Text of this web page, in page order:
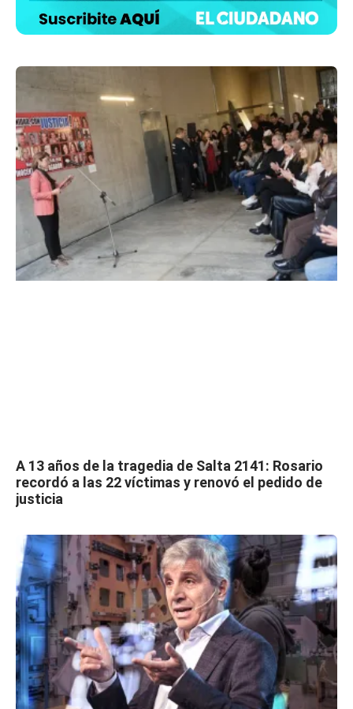
A 13 años de la tragedia de Salta 2141: Rosario
recordó a las 22 víctimas y renovó el pedido de
justicia